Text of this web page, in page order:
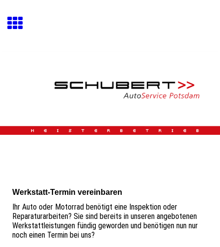
Werkstatt-Termin vereinbaren
Ihr Auto oder Motorrad benötigt eine Inspektion oder
Reparaturarbeiten? Sie sind bereits in unseren angebotenen
Werkstattleistungen fündig geworden und benötigen nun nur
noch einen Termin bei uns?